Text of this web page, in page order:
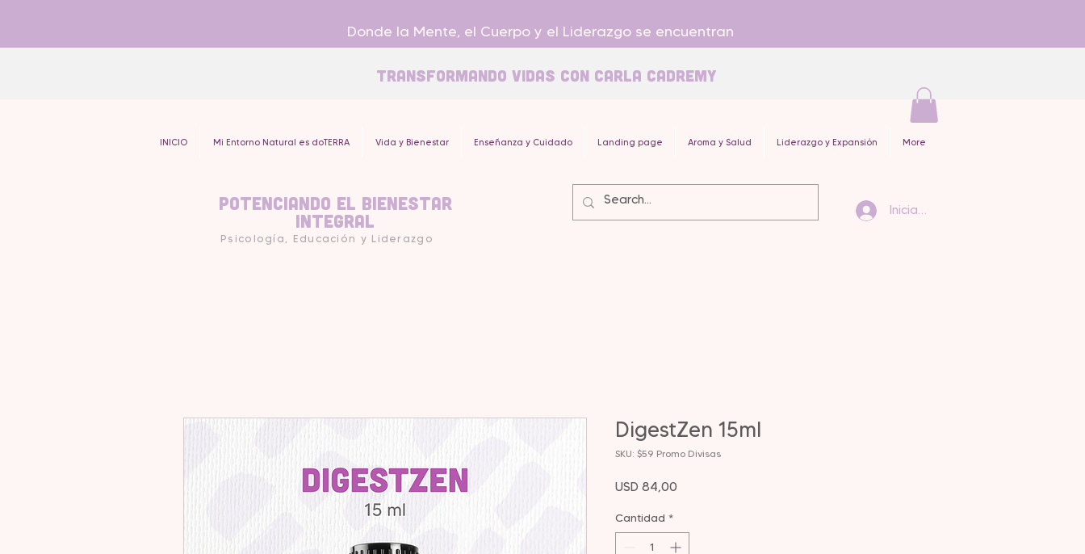
Donde la Mente, el Cuerpo y el Liderazgo se encuentran
Transformando Vidas con carla Cadremy
INICIO Mi Entorno Natural es doTERRA Vida y Bienestar Enseñanza y Cuidado Landing page Aroma y Salud Liderazgo y Expansión More
Potenciando el Bienestar
Integral
Psicología, Educación y Liderazgo
Iniciar sesión
DigestZen 15ml
SKU: $59 Promo Divisas
USD 84,00
Cantidad *